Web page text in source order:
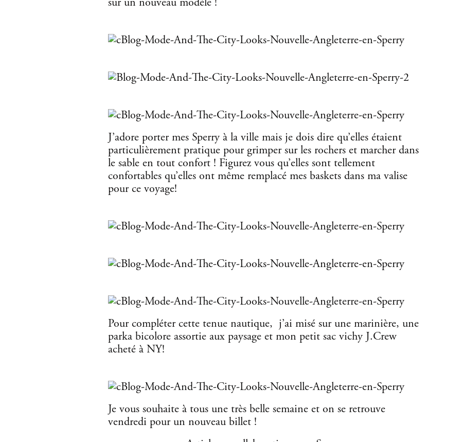
J’adore porter mes Sperry à la ville mais je dois dire qu’elles étaient
particulièrement pratique pour grimper sur les rochers et marcher dans
le sable en tout confort ! Figurez vous qu’elles sont tellement
confortables qu’elles ont même remplacé mes baskets dans ma valise
pour ce voyage!
Pour compléter cette tenue nautique, j’ai misé sur une marinière, une
parka bicolore assortie aux paysage et mon petit sac vichy J.Crew
acheté à NY!
Je vous souhaite à tous une très belle semaine et on se retrouve
vendredi pour un nouveau billet !